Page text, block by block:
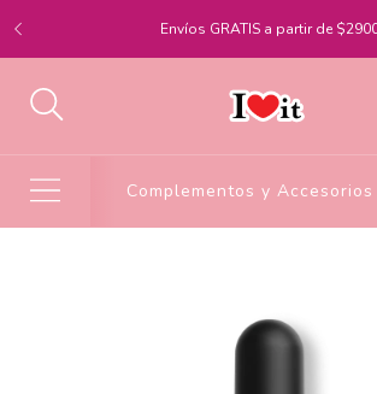
Envíos GRATIS a partir de
Complementos y Accesorios